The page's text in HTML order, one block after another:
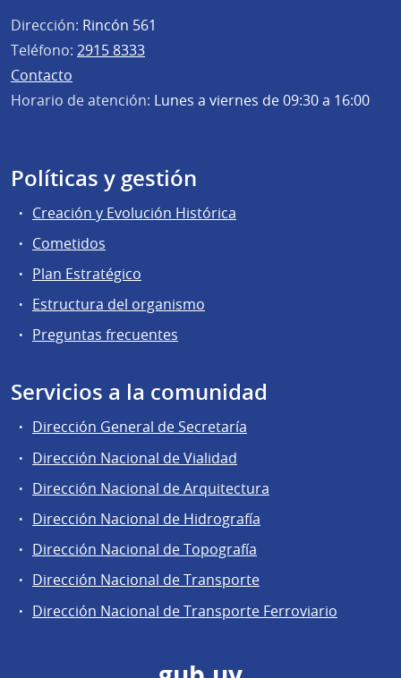
Dirección: Rincón 561
Teléfono: 2915 8333
Contacto
Horario de atención: Lunes a viernes de 09:30 a 16:00
Políticas y gestión
Creación y Evolución Histórica
Cometidos
Plan Estratégico
Estructura del organismo
Preguntas frecuentes
Servicios a la comunidad
Dirección General de Secretaría
Dirección Nacional de Vialidad
Dirección Nacional de Arquitectura
Dirección Nacional de Hidrografía
Dirección Nacional de Topografía
Dirección Nacional de Transporte
Dirección Nacional de Transporte Ferroviario